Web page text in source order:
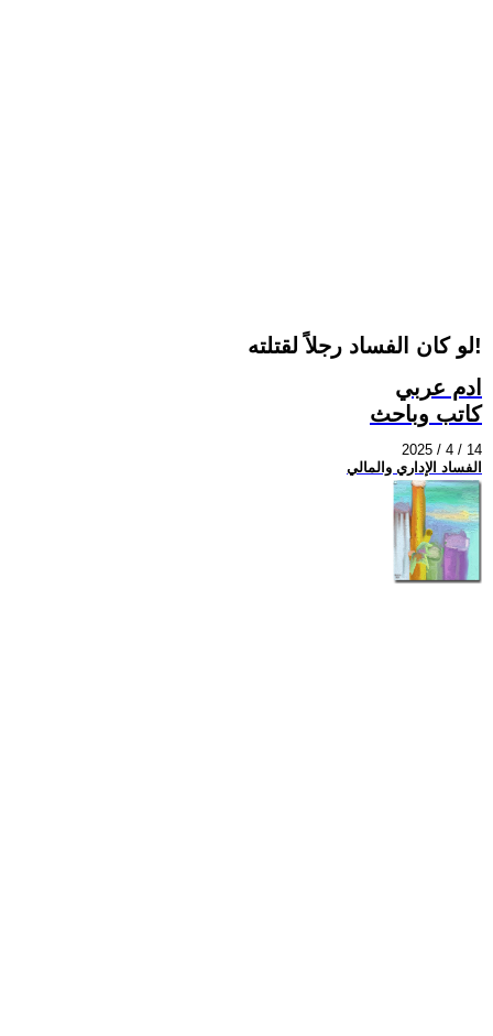
لو كان الفساد رجلاً لقتلته!
ادم عربي
كاتب وباحث
2025 / 4 / 14
الفساد الإداري والمالي